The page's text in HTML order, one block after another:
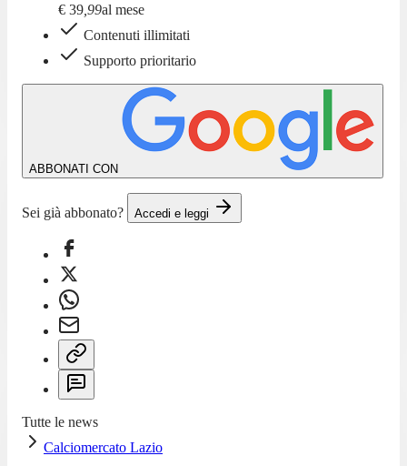
€ 39 99al mese
Contenuti illimitati
Supporto prioritario
ABBONATI CON
Sei già abbonato? Accedi e leggi
Tutte le news
Calciomercato Lazio